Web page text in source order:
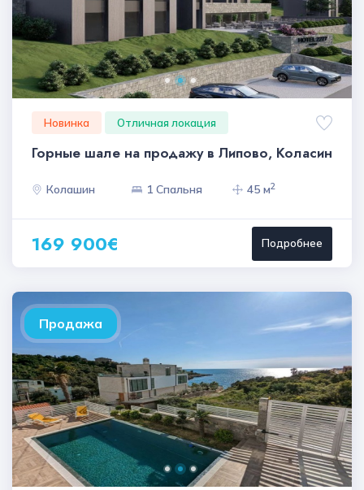
Новинка Отличная локация
Горные шале на продажу в Липово, Коласин
Колашин 1 Спальня 45 м2
169 900€ Подробнее
Продажа